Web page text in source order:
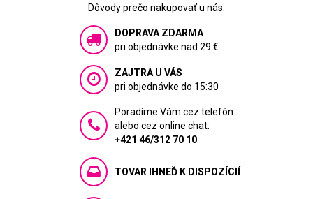
Dôvody prečo nakupovať u nás:
DOPRAVA ZDARMA
pri objednávke nad 29 €
ZAJTRA U VÁS
pri objednávke do 15:30
Poradíme Vám cez telefón
alebo cez online chat:
+421 46/312 70 10
TOVAR IHNEĎ K DISPOZÍCIÍ